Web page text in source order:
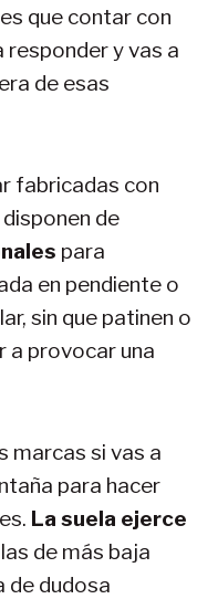
que contar con
responder y vas a
de esas
fabricadas con
de
para
en pendiente o
sin que patinen o
a provocar una
marcas si vas a
para hacer
La suela ejerce
las de más baja
de dudosa